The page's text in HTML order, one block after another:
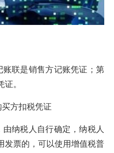
联是销售方记账凭证；第
。
方扣税凭证
纳税人自行确定，纳税人
发票的，可以使用增值税普